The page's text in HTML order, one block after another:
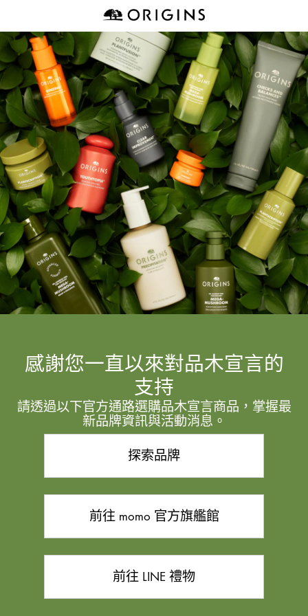
感謝您一直以來對品木宣言的
支持
請透過以下官方通路選購品木宣言商品，掌握最
新品牌資訊與活動消息。
探索品牌
前往 momo 官方旗艦館
前往 LINE 禮物